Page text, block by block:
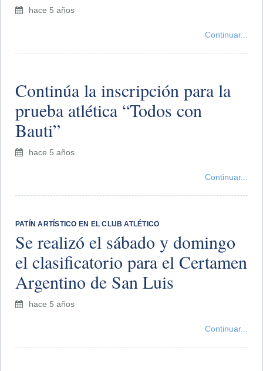
hace 5 años
Continuar...
​Continúa la inscripción para la
prueba atlética “Todos con
Bauti”
hace 5 años
Continuar...
PATÍN ARTÍSTICO EN EL CLUB ATLÉTICO
Se realizó el sábado y domingo
el clasificatorio para el Certamen
Argentino de San Luis
hace 5 años
Continuar...